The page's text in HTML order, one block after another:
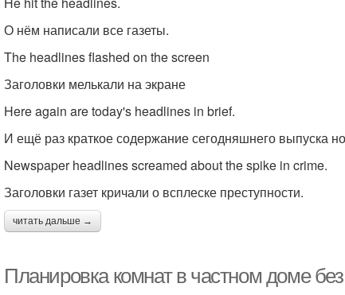
О нём написали все газеты.
The headlines flashed on the screen
Заголовки мелькали на экране
Here again are today's headlines in brief.
И ещё раз краткое содержание сегодняшнего выпуска
Newspaper headlines screamed about the spike in crime.
Заголовки газет кричали о всплеске преступности.
читать дальше →
Планировка комнат в частном доме